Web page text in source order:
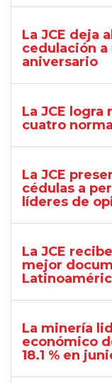
La JCE deja
cedulación a
aniversario
La JCE
cuatro
La JCE
cédulas a
líderes de
La JCE
mejor
La minería
económico
18.1 % en